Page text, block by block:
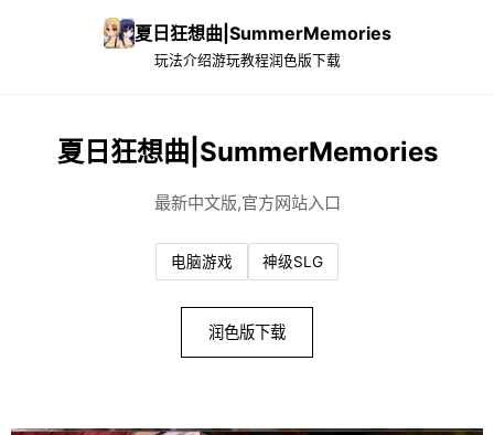
夏日狂想曲|SummerMemories
玩法介绍游玩教程润色版下载
夏日狂想曲|SummerMemories
最新中文版,官方网站入口
电脑游戏 神级SLG
润色版下载